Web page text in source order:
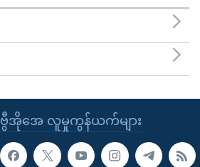
ဗွီအိုအေ လူမှုကွန်ယက်များ